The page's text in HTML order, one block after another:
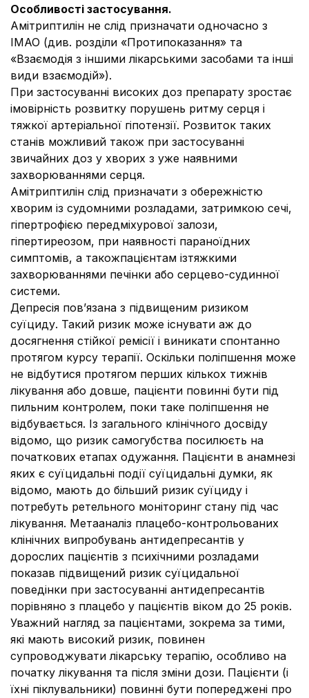
Особливості застосування.
Амітриптилін не слід призначати одночасно з
ІМАО (див. розділи «Протипоказання» та
«Взаємодія з іншими лікарськими засобами та інші
види взаємодій»).
При застосуванні високих доз препарату зростає
імовірність розвитку порушень ритму серця і
тяжкої артеріальної гіпотензії. Розвиток таких
станів можливий також при застосуванні
звичайних доз у хворих з уже наявними
захворюваннями серця.
Амітриптилін слід призначати з обережністю
хворим із судомними розладами, затримкою сечі,
гіпертрофією передміхурової залози,
гіпертиреозом, при наявності параноїдних
симптомів, а такожпацієнтам ізтяжкими
захворюваннями печінки або серцево-судинної
системи.
Депресія пов’язана з підвищеним ризиком
суїциду. Такий ризик може існувати аж до
досягнення стійкої ремісії і виникати спонтанно
протягом курсу терапії. Оскільки поліпшення може
не відбутися протягом перших кількох тижнів
лікування або довше, пацієнти повинні бути під
пильним контролем, поки таке поліпшення не
відбувається. Із загального клінічного досвіду
відомо, що ризик самогубства посилюєть на
початкових етапах одужання. Пацієнти в анамнезі
яких є суїцидальні події суїцидальні думки, як
відомо, мають до більший ризик суїциду і
потребуть ретельного моніторинг стану під час
лікування. Метааналіз плацебо-контрольованих
клінічних випробувань антидепресантів у
дорослих пацієнтів з психічними розладами
показав підвищений ризик суїцидальної
поведінки при застосуванні антидепресантів
порівняно з плацебо у пацієнтів віком до 25 років.
Уважний нагляд за пацієнтами, зокрема за тими,
які мають високий ризик, повинен
супроводжувати лікарську терапію, особливо на
початку лікування та після зміни дози. Пацієнти (і
їхні піклувальники) повинні бути попереджені про